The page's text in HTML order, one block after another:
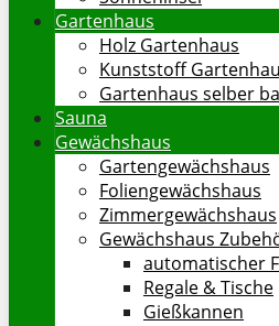
Gartenhaus
Holz Gartenhaus
Kunststoff
Gartenhaus selber
Sauna
Gewächshaus
Gartengewächshaus
Foliengewächshaus
Zimmergewächshaus
Gewächshaus
automatischer
Regale & Tische
Gießkannen